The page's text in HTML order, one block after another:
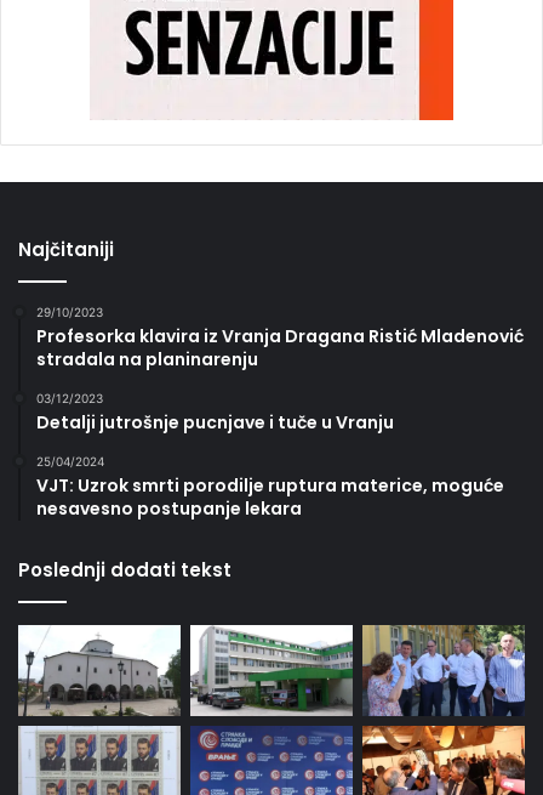
Najčitaniji
29/10/2023
Profesorka klavira iz Vranja Dragana Ristić Mladenović
stradala na planinarenju
03/12/2023
Detalji jutrošnje pucnjave i tuče u Vranju
25/04/2024
VJT: Uzrok smrti porodilje ruptura materice, moguće
nesavesno postupanje lekara
Poslednji dodati tekst